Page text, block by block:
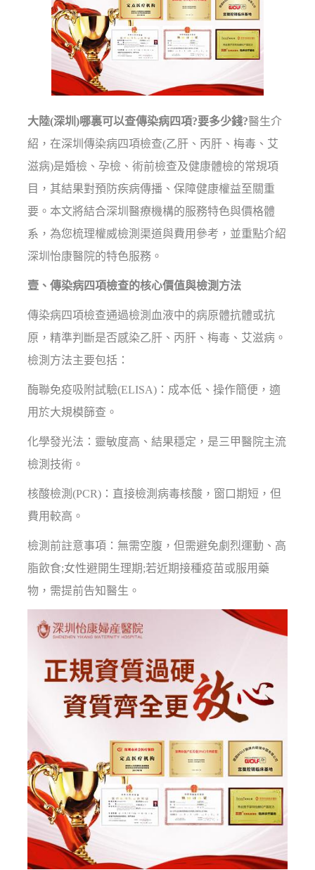
大陸(深圳)哪裏可以查傳染病四項?要多少錢?醫生介
紹，在深圳傳染病四項檢查(乙肝、丙肝、梅毒、艾
滋病)是婚檢、孕檢、術前檢查及健康體檢的常規項
目，其結果對預防疾病傳播、保障健康權益至關重
要。本文將結合深圳醫療機構的服務特色與價格體
系，為您梳理權威檢測渠道與費用參考，並重點介紹
深圳怡康醫院的特色服務。
壹、傳染病四項檢查的核心價值與檢測方法
傳染病四項檢查通過檢測血液中的病原體抗體或抗
原，精準判斷是否感染乙肝、丙肝、梅毒、艾滋病。
檢測方法主要包括：
酶聯免疫吸附試驗(ELISA)：成本低、操作簡便，適
用於大規模篩查。
化學發光法：靈敏度高、結果穩定，是三甲醫院主流
檢測技術。
核酸檢測(PCR)：直接檢測病毒核酸，窗口期短，但
費用較高。
檢測前註意事項：無需空腹，但需避免劇烈運動、高
脂飲食;女性避開生理期;若近期接種疫苗或服用藥
物，需提前告知醫生。